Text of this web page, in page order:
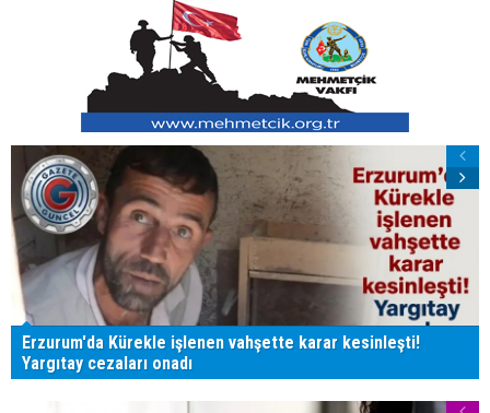
Erzurum'da Kürekle işlenen vahşette karar kesinleşti!
Yargıtay cezaları onadı